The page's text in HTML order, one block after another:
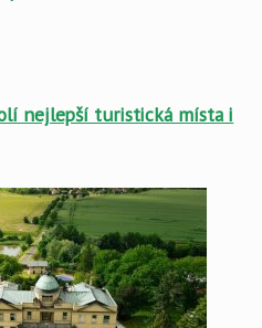
nejlepší turistická místa i